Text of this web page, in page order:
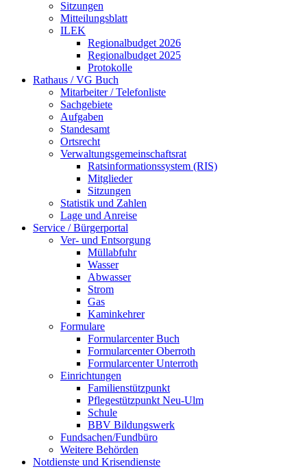
Sitzungen
Mitteilungsblatt
ILEK
Regionalbudget 2026
Regionalbudget 2025
Protokolle
Rathaus / VG Buch
Mitarbeiter / Telefonliste
Sachgebiete
Aufgaben
Standesamt
Ortsrecht
Verwaltungsgemeinschaftsrat
Ratsinformationssystem (RIS)
Mitglieder
Sitzungen
Statistik und Zahlen
Lage und Anreise
Service / Bürgerportal
Ver- und Entsorgung
Müllabfuhr
Wasser
Abwasser
Strom
Gas
Kaminkehrer
Formulare
Formularcenter Buch
Formularcenter Oberroth
Formularcenter Unterroth
Einrichtungen
Familienstützpunkt
Pflegestützpunkt Neu-Ulm
Schule
BBV Bildungswerk
Fundsachen/Fundbüro
Weitere Behörden
Notdienste und Krisendienste